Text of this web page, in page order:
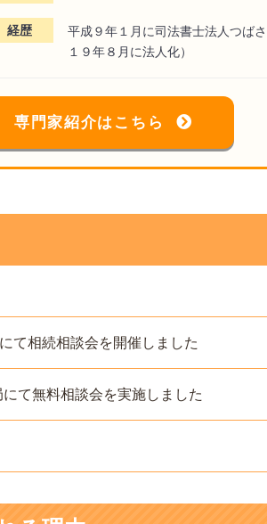
経歴
平成９年１月に司法書士法人つば
１９年８月に法人化）
専門家紹介はこちら
て相続相談会を開催しました
て無料相談会を実施しました